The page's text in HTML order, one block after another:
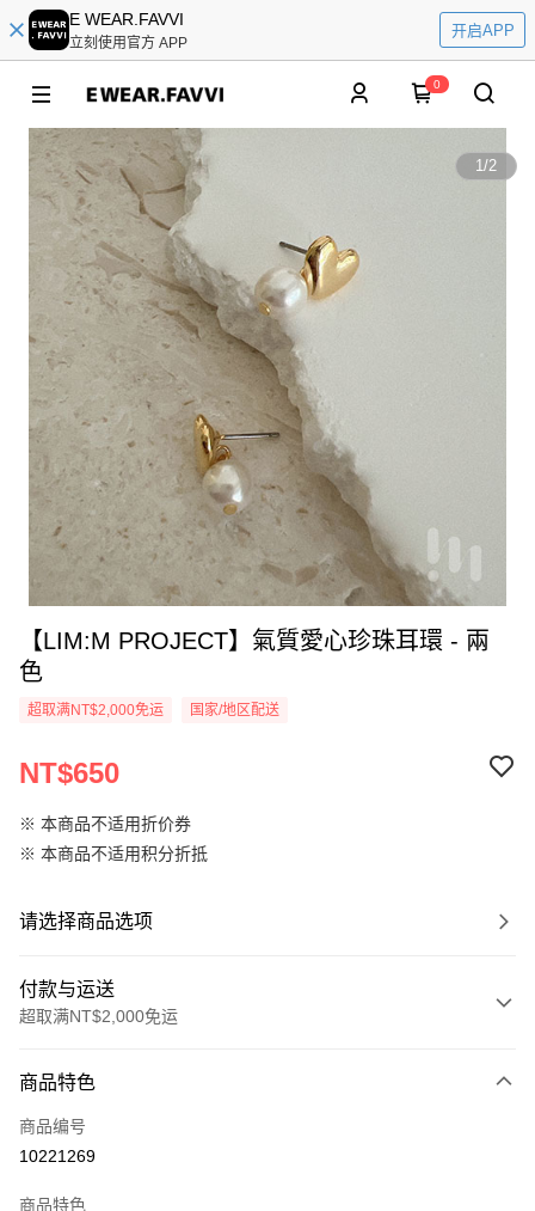
E WEAR.FAVVI
立刻使用官方 APP
开启APP
0
1/2
【LIM:M PROJECT】氣質愛心珍珠耳環 - 兩
色
超取满NT$2,000免运 国家/地区配送
NT$650
※ 本商品不适用折价券
※ 本商品不适用积分折抵
请选择商品选项
付款与运送
超取满NT$2,000免运
信用卡一次付款
信用卡分期付款
商品特色
商品编号
10221269
商品特色